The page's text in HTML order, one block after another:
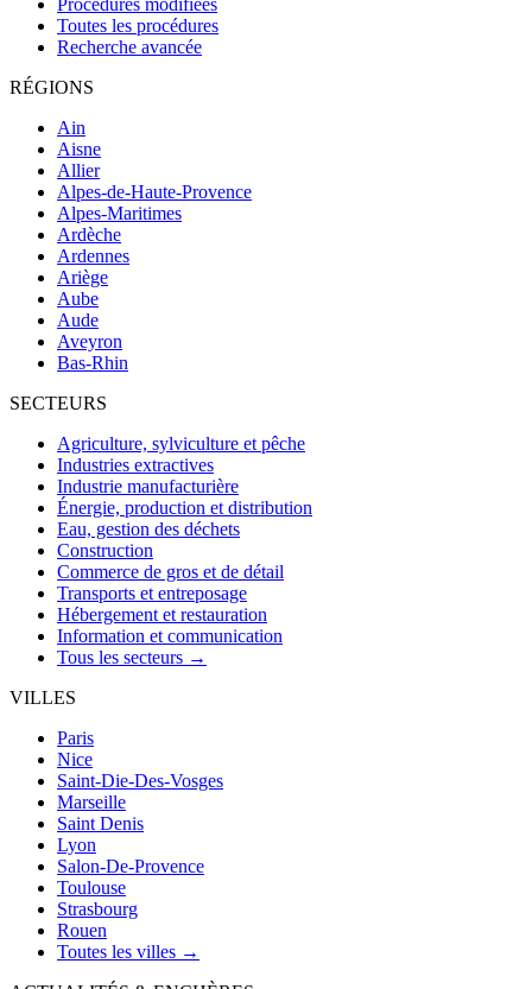
Procédures modifiées
Toutes les procédures
Recherche avancée
RÉGIONS
Ain
Aisne
Allier
Alpes-de-Haute-Provence
Alpes-Maritimes
Ardèche
Ardennes
Ariège
Aube
Aude
Aveyron
Bas-Rhin
SECTEURS
Agriculture, sylviculture et pêche
Industries extractives
Industrie manufacturière
Énergie, production et distribution
Eau, gestion des déchets
Construction
Commerce de gros et de détail
Transports et entreposage
Hébergement et restauration
Information et communication
Tous les secteurs →
VILLES
Paris
Nice
Saint-Die-Des-Vosges
Marseille
Saint Denis
Lyon
Salon-De-Provence
Toulouse
Strasbourg
Rouen
Toutes les villes →